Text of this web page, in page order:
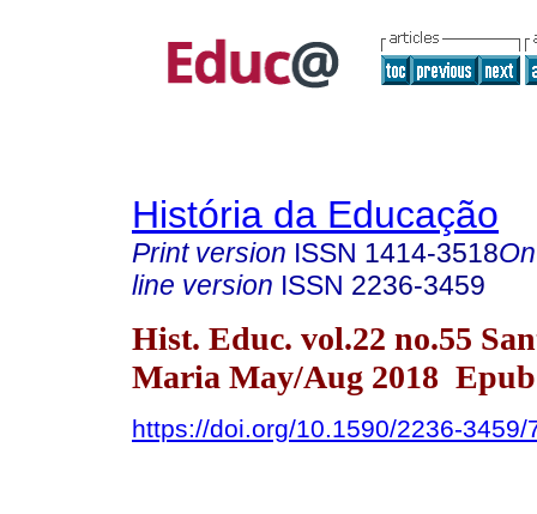
História da Educação
Print version ISSN 1414-3518
line version ISSN 2236-3459
Hist. Educ. vol.22 no.55
Maria May/Aug 2018 Epub
https://doi.org/10.1590/2236-3459/